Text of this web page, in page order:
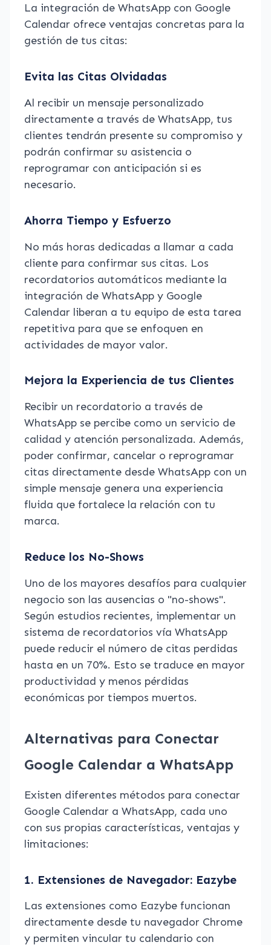
La integración de WhatsApp con Google
Calendar ofrece ventajas concretas para la
gestión de tus citas:
Evita las Citas Olvidadas
Al recibir un mensaje personalizado
directamente a través de WhatsApp, tus
clientes tendrán presente su compromiso y
podrán confirmar su asistencia o
reprogramar con anticipación si es
necesario.
Ahorra Tiempo y Esfuerzo
No más horas dedicadas a llamar a cada
cliente para confirmar sus citas. Los
recordatorios automáticos mediante la
integración de WhatsApp y Google
Calendar liberan a tu equipo de esta tarea
repetitiva para que se enfoquen en
actividades de mayor valor.
Mejora la Experiencia de tus Clientes
Recibir un recordatorio a través de
WhatsApp se percibe como un servicio de
calidad y atención personalizada. Además,
poder confirmar, cancelar o reprogramar
citas directamente desde WhatsApp con un
simple mensaje genera una experiencia
fluida que fortalece la relación con tu
marca.
Reduce los No-Shows
Uno de los mayores desafíos para cualquier
negocio son las ausencias o "no-shows".
Según estudios recientes, implementar un
sistema de recordatorios vía WhatsApp
puede reducir el número de citas perdidas
hasta en un 70%. Esto se traduce en mayor
productividad y menos pérdidas
económicas por tiempos muertos.
Alternativas para Conectar
Google Calendar a WhatsApp
Existen diferentes métodos para conectar
Google Calendar a WhatsApp, cada uno
con sus propias características, ventajas y
limitaciones:
1. Extensiones de Navegador: Eazybe
Las extensiones como Eazybe funcionan
directamente desde tu navegador Chrome
y permiten vincular tu calendario con